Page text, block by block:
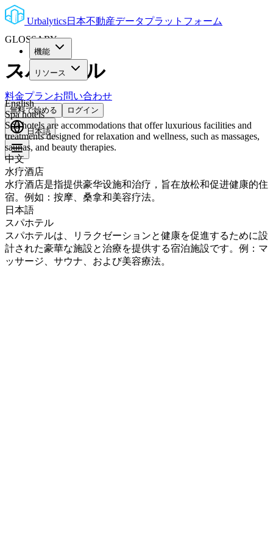
Urbalytics日本不動産データプラットフォーム
機能
リソース
料金プランお問い合わせ
無料で始める ログイン
日本語
GLOSSARY
スパホテル
English
Spa hotels
Spa hotels are accommodations that offer luxurious facilities and
treatments designed for relaxation and wellness, such as massages,
saunas, and beauty therapies.
中文
水疗酒店
水疗酒店是指提供豪华设施和治疗，旨在放松和促进健康的住
宿。例如：按摩、桑拿和美容疗法。
日本語
スパホテル
スパホテルは、リラクゼーションと健康を促進するために設
計された豪華な施設と治療を提供する宿泊施設です。例：マ
ッサージ、サウナ、および美容療法。